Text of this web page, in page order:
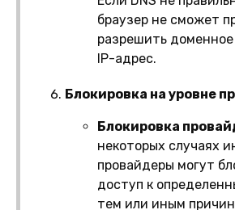
браузер не сможет
разрешить
IP-адрес.
Блокировка на уровне
Блокировка
некоторых случаях
провайдеры могут
доступ к
тем или иным